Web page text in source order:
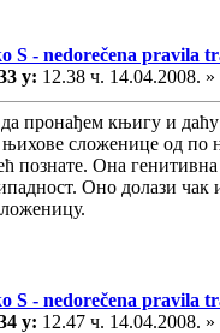
S - nedorečena pravila
у: 12.38 ч. 14.04.2008. »
пронађем књигу и
сложенице од по
познате. Она
Оно долази чак
S - nedorečena pravila
у: 12.47 ч. 14.04.2008. »